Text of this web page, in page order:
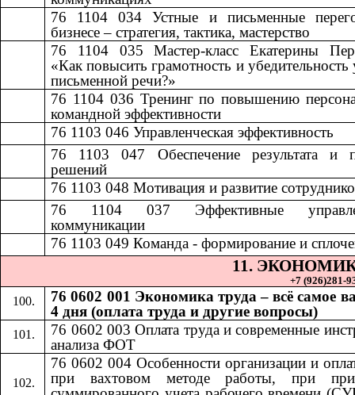
76 1104 034 ​​Устные и письменные
бизнесе – стратегия, тактика, мастерство​​
76 1104 035 ​​Мастер-класс Екатерины
«Как повысить грамотность и убедительность
письменной речи?»
76 1104 036 Тренинг по повышению
командной эффективности
76 1103 046 ​​Управленческая эффективность​​
76 1103 047
Обеспечение результата и
решений​​
76 1103 048 ​​Мотивация и развитие
76 1104 037
Эффективные
коммуникации​​
76 1103 049 ​​Команда - формирование и
11.​​
+7 (926)281-
76 0602 001 Экономика труда – всё самое
4 дня (оплата труда и другие вопросы)
76 0602 003 Оплата труда и современные
анализа ФОТ
76 0602 004 Особенности организации и
при вахтовом методе работы, при